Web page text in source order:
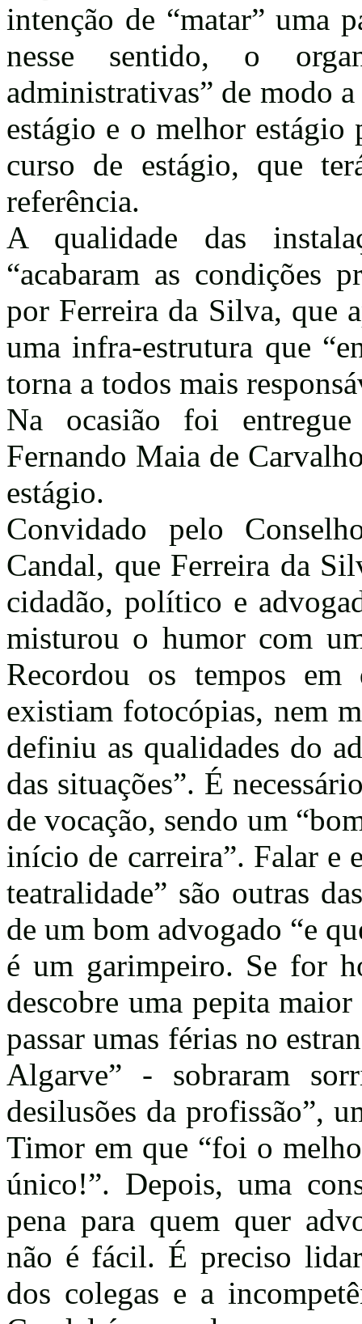
intenção de “matar” uma
nesse sentido, o
administrativas” de modo
estágio e o melhor estágio
curso de estágio, que
referência.
A qualidade das
“acabaram as condições
por Ferreira da Silva, que
uma infra-estrutura que
torna a todos mais
Na ocasião foi
Fernando Maia de
estágio.
Convidado pelo
Candal, que Ferreira da
cidadão, político e
misturou o humor com
Recordou os tempos
existiam fotocópias, nem
definiu as qualidades do
das situações”. É
de vocação, sendo um
início de carreira”. Falar e
teatralidade” são outras
de um bom advogado “e
é um garimpeiro. Se for
descobre uma pepita
passar umas férias no
Algarve” - sobraram
desilusões da profissão”,
Timor em que “foi o
único!”. Depois, uma
pena para quem quer
não é fácil. É preciso
dos colegas e a